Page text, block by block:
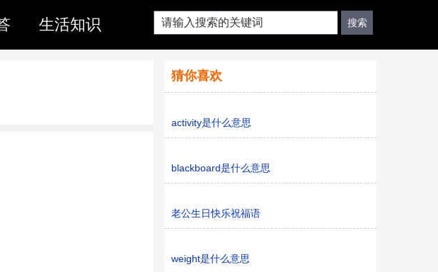
生活知识
猜你喜欢
activity是什么意思
blackboard是什么意思
老公生日快乐祝福语
weight是什么意思